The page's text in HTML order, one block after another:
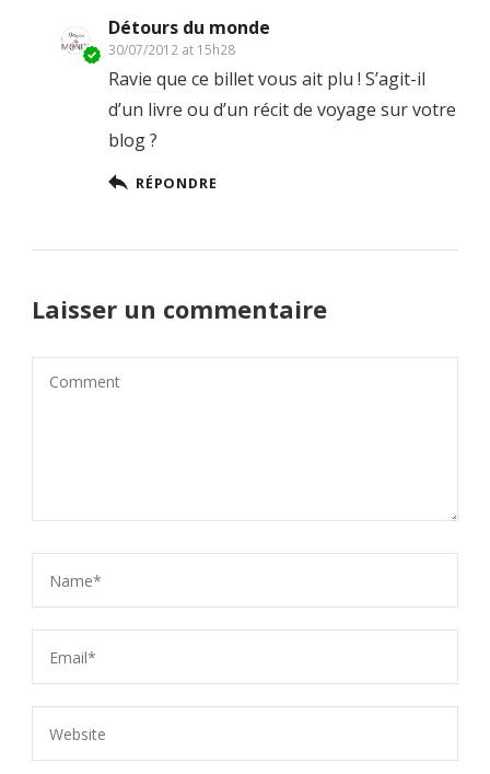
Détours du monde
30/07/2012 at 15h28
Ravie que ce billet vous ait plu ! S’agit-il
d’un livre ou d’un récit de voyage sur votre
blog ?
RÉPONDRE
Laisser un commentaire